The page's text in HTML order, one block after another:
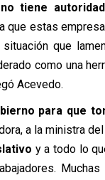
tiene autoridad
que estas
que
como una
Acevedo.
para que
a la ministra
y a todo lo